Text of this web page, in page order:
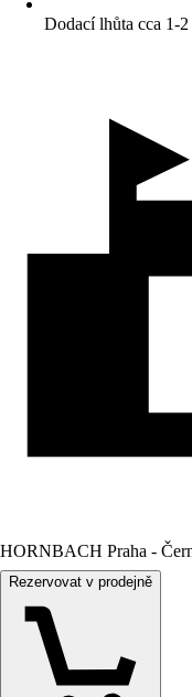
Dodací lhůta cca 1-
HORNBACH Praha -
Rezervovat v prodejně